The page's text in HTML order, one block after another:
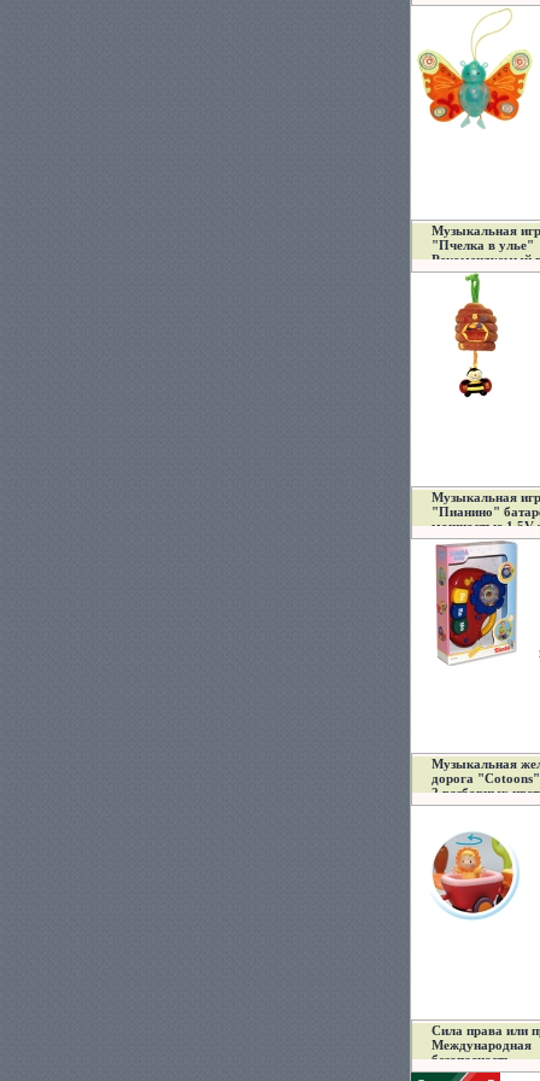
инфо 11597a.
Музыкальная
"Пчелка в улье"
Рекомендуемый
0 месяцев инфо
Музыкальная
"Пианино"
мощностью 1,5V
инфо 510b.
Музыкальная
дорога
2 разборных
13690a.
Сила права или
Международная
безопасность